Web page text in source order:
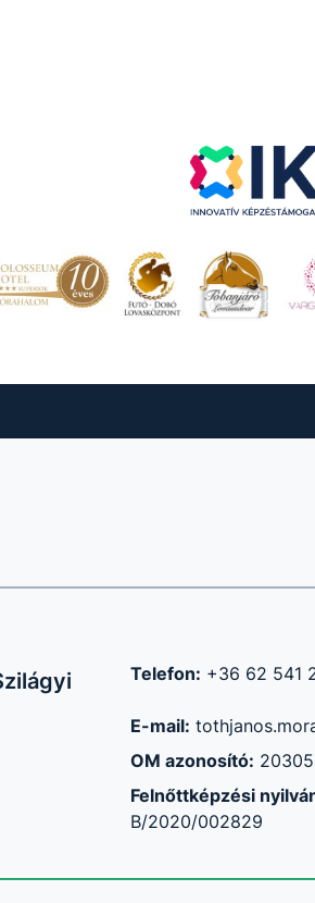
Telefon: +36 62 541
E-mail:
OM azonosító:
Felnőttképzési
B/2020/002829